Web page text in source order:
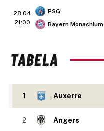
28.04
21:00
PSG
Bayern Monachium
TABELA
1 Auxerre
2 Angers